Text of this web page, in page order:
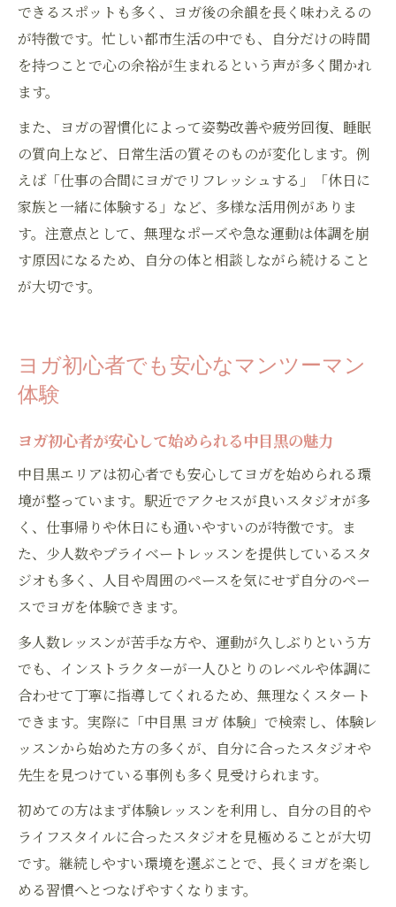
できるスポットも多く、ヨガ後の余韻を長く味わえるの
が特徴です。忙しい都市生活の中でも、自分だけの時間
を持つことで心の余裕が生まれるという声が多く聞かれ
ます。
また、ヨガの習慣化によって姿勢改善や疲労回復、睡眠
の質向上など、日常生活の質そのものが変化します。例
えば「仕事の合間にヨガでリフレッシュする」「休日に
家族と一緒に体験する」など、多様な活用例がありま
す。注意点として、無理なポーズや急な運動は体調を崩
す原因になるため、自分の体と相談しながら続けること
が大切です。
ヨガ初心者でも安心なマンツーマン
体験
ヨガ初心者が安心して始められる中目黒の魅力
中目黒エリアは初心者でも安心してヨガを始められる環
境が整っています。駅近でアクセスが良いスタジオが多
く、仕事帰りや休日にも通いやすいのが特徴です。ま
た、少人数やプライベートレッスンを提供しているスタ
ジオも多く、人目や周囲のペースを気にせず自分のペー
スでヨガを体験できます。
多人数レッスンが苦手な方や、運動が久しぶりという方
でも、インストラクターが一人ひとりのレベルや体調に
合わせて丁寧に指導してくれるため、無理なくスタート
できます。実際に「中目黒 ヨガ 体験」で検索し、体験レ
ッスンから始めた方の多くが、自分に合ったスタジオや
先生を見つけている事例も多く見受けられます。
初めての方はまず体験レッスンを利用し、自分の目的や
ライフスタイルに合ったスタジオを見極めることが大切
です。継続しやすい環境を選ぶことで、長くヨガを楽し
める習慣へとつなげやすくなります。